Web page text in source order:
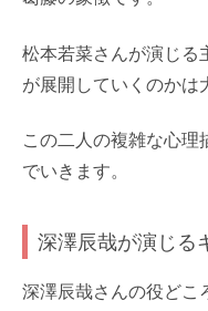
松本若菜さんが演じる
が展開していくのかは
この二人の複雑な心理
でいきます。
深澤辰哉が演じる
深澤辰哉さんの役どこ